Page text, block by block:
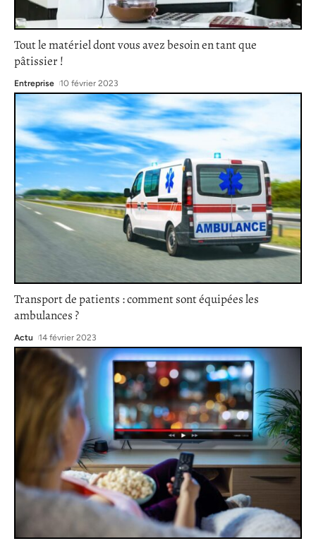
Tout le matériel dont vous avez besoin en tant que
pâtissier !
Entreprise 10 février 2023
Transport de patients : comment sont équipées les
ambulances ?
Actu 14 février 2023